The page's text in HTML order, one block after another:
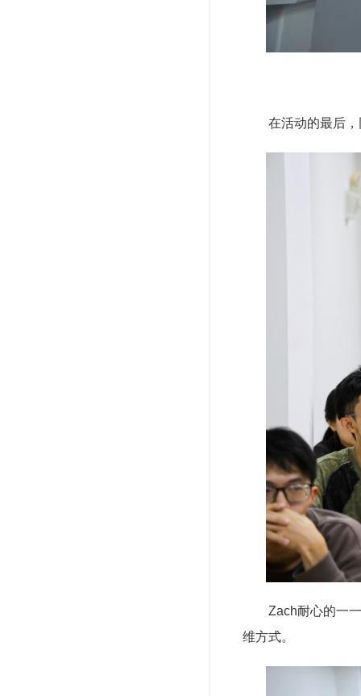
在活动的最后
Zach耐心的一
维方式。